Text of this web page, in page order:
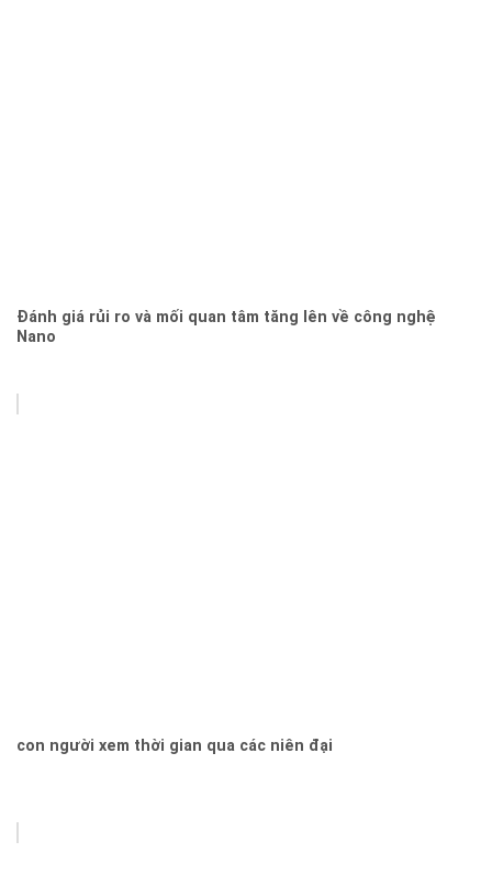
Đánh giá rủi ro và mối quan tâm tăng lên về công nghệ
Nano
con người xem thời gian qua các niên đại